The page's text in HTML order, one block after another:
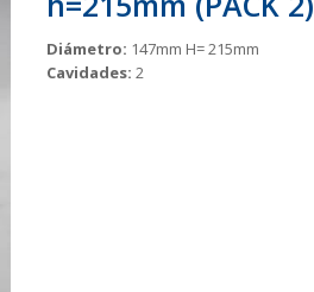
Diámetro: 147mm H= 215mm
Cavidades: 2